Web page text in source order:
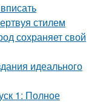
стилем
сохраняет свой
идеального
1: Полное